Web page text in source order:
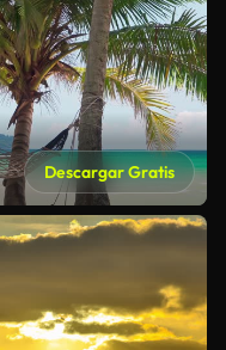
Descargar Gratis